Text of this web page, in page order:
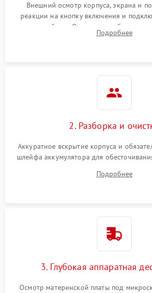
Внешний осмотр корпуса, экрана и
реакции на кнопку включения и
устройства. Оценка потребления
лабораторного блока питания для
Подробнее
2. Разборка и
Аккуратное вскрытие корпуса и
шлейфа аккумулятора для
высохшей термопасты с
Подробнее
3. Глубокая аппаратная
Осмотр материнской платы под